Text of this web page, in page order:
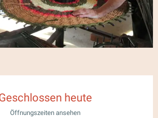
heute
Öffnungszeiten ansehen